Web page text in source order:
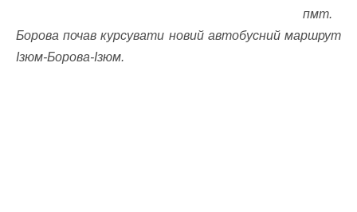
пмт.
Борова почав курсувати новий автобусний маршрут
Ізюм-Борова-Ізюм.